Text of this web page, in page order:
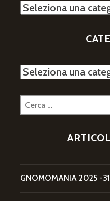
Categorie
Categorie
Ricerca
per:
GNOMOMANIA 2025 -